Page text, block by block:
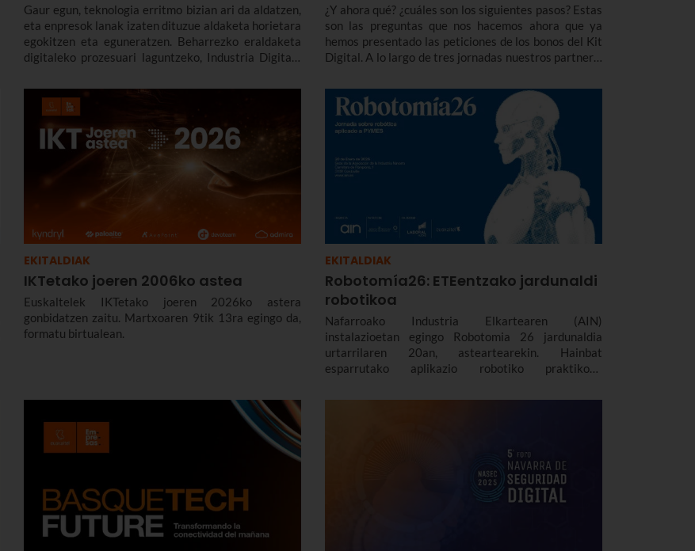
Gaur egun, teknologia erritmo bizian ari da aldatzen,
eta enpresok lanak izaten dituzue aldaketa horietara
egokitzen eta eguneratzen. Beharrezko eraldaketa
digitaleko prozesuari laguntzeko, Industria Digitala
Garapenerako Euskal Agentziak sustaturik. Jarraian
azalduko dizugu zer diren laguntza horiek. Bide batez,
dagoeneko irekita dago 2024ko eskaerak egiteko
¿Y ahora qué? ¿cuáles son los siguientes pasos? Estas
son las preguntas que nos hacemos ahora que ya
hemos presentado las peticiones de los bonos del Kit
Digital. A lo largo de tres jornadas nuestros partners:
detalle todas las soluciones digitales del programa
Kit Digital
EKITALDIAK
IKTetako joeren 2006ko astea
Euskaltelek IKTetako joeren 2026ko astera
gonbidatzen zaitu. Martxoaren 9tik 13ra egingo da,
formatu birtualean.
EKITALDIAK
Robotomía26: ETEentzako jardunaldi
robotikoa
Nafarroako Industria Elkartearen (AIN)
instalazioetan egingo Robotomia 26 jardunaldia
urtarrilaren 20an, asteartearekin. Hainbat
esparrutako aplikazio robotiko praktikoak
defentsarekin edo nekazaritzarekin lotuak.